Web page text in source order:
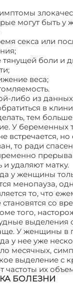
могут быть
секса или
боли и
веса;
либо из
в
тем
У беременных
встречается,
то ради
и удаляют матку.
у женщины
менопауза,
то, что
со
того,
выделения
У женщины в
у нее уже
месячных,
выделение с
частоты их
БОЛЕЗНИ